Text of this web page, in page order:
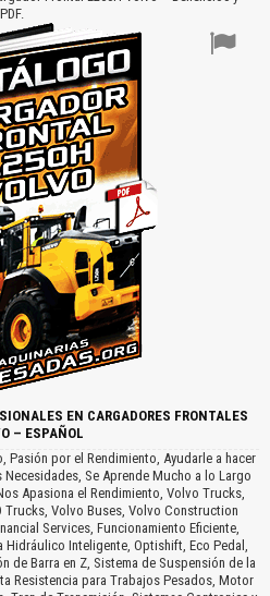
EN CARGADORES FRONTALES
– ESPAÑOL
Pasión por el Rendimiento, Ayudarle a hacer
Se Aprende Mucho a lo Largo
Apasiona el Rendimiento, Volvo Trucks,
Trucks, Volvo Buses, Volvo Construction
Services, Funcionamiento Eficiente,
Hidráulico Inteligente, Optishift, Eco Pedal,
de Barra en Z, Sistema de Suspensión de la
Resistencia para Trabajos Pesados, Motor